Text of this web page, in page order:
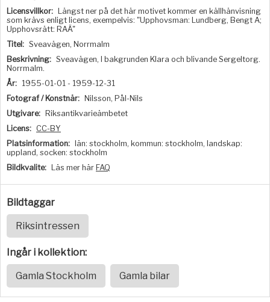
Licensvillkor:
Längst ner på det här motivet kommer en källhänvisning
som krävs enligt licens, exempelvis: "Upphovsman: Lundberg, Bengt A;
Upphovsrätt: RAÄ"
Titel: Sveavägen, Norrmalm
Beskrivning: Sveavägen, I bakgrunden Klara och blivande Sergeltorg.
Norrmalm.
År: 1955-01-01 - 1959-12-31
Fotograf / Konstnär:
Nilsson, Pål-Nils
Utgivare:
Riksantikvarieämbetet
Licens: CC-BY
Platsinformation:
län: stockholm, kommun: stockholm, landskap:
uppland, socken: stockholm
Bildkvalite:
Läs mer här FAQ
Bildtaggar
Riksintressen
Ingår i kollektion:
Gamla Stockholm Gamla bilar